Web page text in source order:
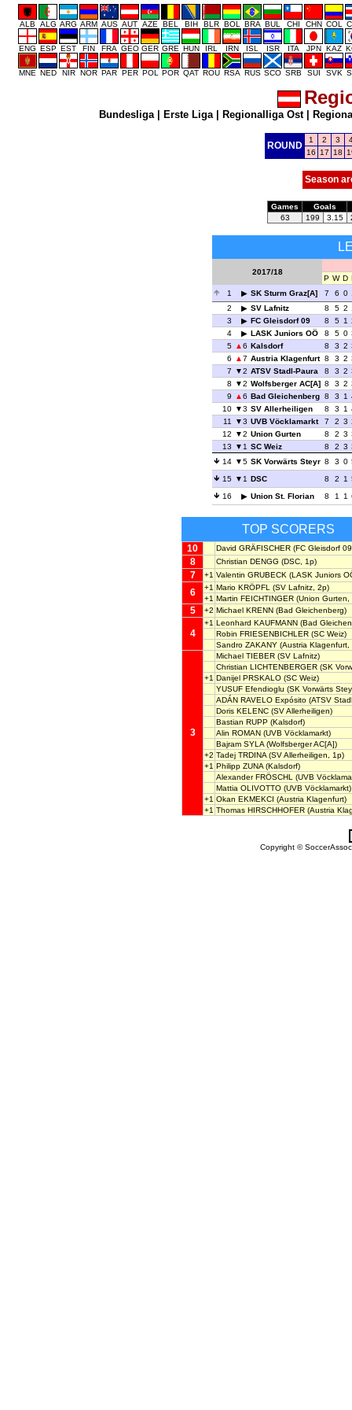
ALB ALG ARG ARM AUS AUT AZE BEL BIH BLR BOL BRA BUL CHI CHN COL
ENG ESP EST FIN FRA GEO GER GRE HUN IRL IRN ISL ISR ITA JPN KAZ
MNE NED NIR NOR PAR PER POL POR QAT ROU RSA RUS SCO SRB SUI SVK
Bundesliga| Erste Liga| Regionalliga Ost|
ROUND
1 2 3
16
17 18
Season
Games
Goals
63
199 3.15
2017/18
P W D
1
SK Sturm Graz[A] 7 6 0
2
SV Lafnitz 8 5 2
3
FC Gleisdorf 09 8 5 1
4
LASK Juniors OÖ 8 5 0
5
6 Kalsdorf 8 3 2
6
7 Austria Klagenfurt 8 3 2
7
2 ATSV Stadl-Paura 8 3 2
8
2 Wolfsberger AC[A] 8 3 2
9
6 Bad Gleichenberg 8 3 1
10
3 SV Allerheiligen 8 3 1
11
3 UVB Vöcklamarkt 7 2 3
12
2 Union Gurten 8 2 3
13
1 SC Weiz 8 2 3
14
5 SK Vorwärts Steyr 8 3 0
15
1 DSC 8 2 1
16
Union St. Florian 8 1 1
TOP SCORERS
10 David GRÄFISCHER (FC Gleisdorf
8 Christian DENGG (DSC, 1p)
7 +1 Valentin GRUBECK (LASK Juniors
6 +1 Mario KRÖPFL
(SV Lafnitz, 2p)
+1 Martin FEICHTINGER (Union Gurten,
5 +2 Michael KRENN (Bad Gleichenberg)
4
+1 Leonhard KAUFMANN (Bad
Robin FRIESENBICHLER (SC Weiz)
Sandro ZAKANY (Austria Klagenfurt,
3
Michael TIEBER (SV Lafnitz)
Christian LICHTENBERGER (SK
+1 Danijel PRSKALO (SC Weiz)
YUSUF Efendioglu (SK Vorwärts
ADÁN RAVELO Expósito (ATSV
Doris KELENC (SV Allerheiligen)
Bastian RUPP (Kalsdorf)
Alin ROMAN (UVB Vöcklamarkt)
Bajram SYLA (Wolfsberger AC[A])
+2 Tadej TRDINA (SV Allerheiligen, 1p)
+1 Philipp ZUNA (Kalsdorf)
Alexander FRÖSCHL
(UVB
Mattia OLIVOTTO (UVB Vöcklamarkt)
+1 Okan EKMEKCI (Austria Klagenfurt)
+1 Thomas HIRSCHHOFER (Austria
Copyright ©